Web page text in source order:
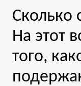
Сколько
На этот
того,